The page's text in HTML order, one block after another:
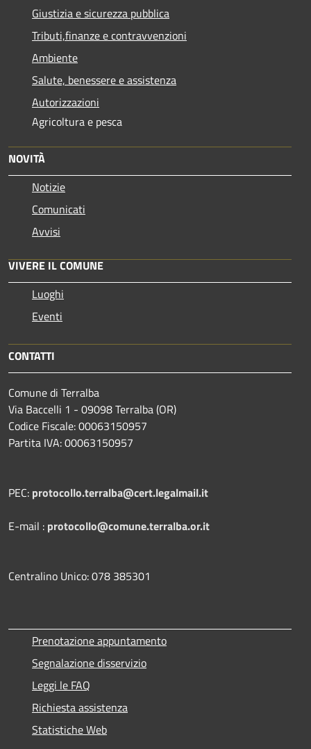
Giustizia e sicurezza pubblica
Tributi,finanze e contravvenzioni
Ambiente
Salute, benessere e assistenza
Autorizzazioni
Agricoltura e pesca
NOVITÀ
Notizie
Comunicati
Avvisi
VIVERE IL COMUNE
Luoghi
Eventi
CONTATTI
Comune di Terralba
Via Baccelli 1 - 09098 Terralba (OR)
Codice Fiscale: 00063150957
Partita IVA: 00063150957
PEC: protocollo.terralba@cert.legalmail.it
E-mail : protocollo@comune.terralba.or.it
Centralino Unico: 078 385301
Prenotazione appuntamento
Segnalazione disservizio
Leggi le FAQ
Richiesta assistenza
Statistiche Web